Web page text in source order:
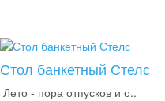
Стол банкетный Стелс
Лето - пора отпусков и о..